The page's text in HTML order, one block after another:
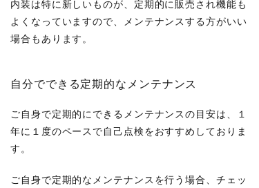
内装は特に新しいものが、定期的に販売され機能も
よくなっていますので、メンテナンスする方がいい
場合もあります。
自分でできる定期的なメンテナンス
ご自身で定期的にできるメンテナンスの目安は、１
年に１度のペースで自己点検をおすすめしておりま
す。
ご自身で定期的なメンテナンスを行う場合、チェッ